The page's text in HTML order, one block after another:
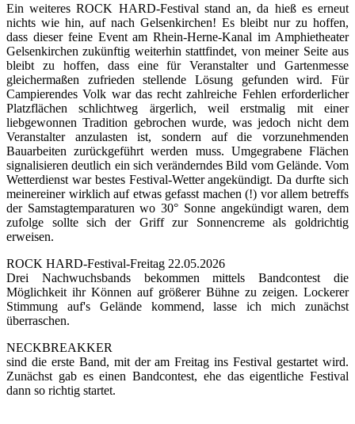
Ein weiteres ROCK HARD-Festival stand an, da hieß es erneut
nichts wie hin, auf nach Gelsenkirchen! Es bleibt nur zu hoffen,
dass dieser feine Event am Rhein-Herne-Kanal im Amphietheater
Gelsenkirchen zukünftig weiterhin stattfindet, von meiner Seite aus
bleibt zu hoffen, dass eine für Veranstalter und Gartenmesse
gleichermaßen zufrieden stellende Lösung gefunden wird. Für
Campierendes Volk war das recht zahlreiche Fehlen erforderlicher
Platzflächen schlichtweg ärgerlich, weil erstmalig mit einer
liebgewonnen Tradition gebrochen wurde, was jedoch nicht dem
Veranstalter anzulasten ist, sondern auf die vorzunehmenden
Bauarbeiten zurückgeführt werden muss. Umgegrabene Flächen
signalisieren deutlich ein sich veränderndes Bild vom Gelände. Vom
Wetterdienst war bestes Festival-Wetter angekündigt. Da durfte sich
meinereiner wirklich auf etwas gefasst machen (!) vor allem betreffs
der Samstagtemparaturen wo 30° Sonne angekündigt waren, dem
zufolge sollte sich der Griff zur Sonnencreme als goldrichtig
erweisen.
ROCK HARD-Festival-Freitag 22.05.2026
Drei Nachwuchsbands bekommen mittels Bandcontest die
Möglichkeit ihr Können auf größerer Bühne zu zeigen. Lockerer
Stimmung auf's Gelände kommend, lasse ich mich zunächst
überraschen.
NECKBREAKKER
sind die erste Band, mit der am Freitag ins Festival gestartet wird.
Zunächst gab es einen Bandcontest, ehe das eigentliche Festival
dann so richtig startet.